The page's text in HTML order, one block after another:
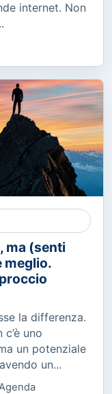
internet. Non
ma (senti
meglio.
la differenza.
uno
un potenziale
un...